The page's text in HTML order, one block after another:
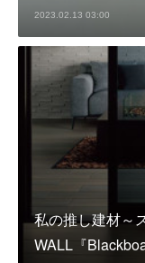
2023.02.13 03:00
私の推し建材～
WALL『